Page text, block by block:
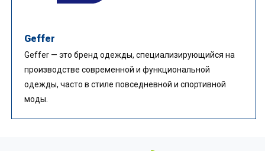
Geffer
Geffer — это бренд одежды, специализирующийся на
производстве современной и функциональной
одежды, часто в стиле повседневной и спортивной
моды.